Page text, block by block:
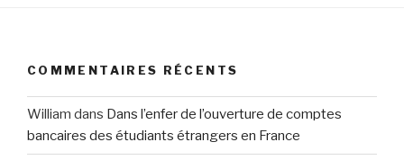
COMMENTAIRES RÉCENTS
William dans Dans l’enfer de l’ouverture de comptes
bancaires des étudiants étrangers en France